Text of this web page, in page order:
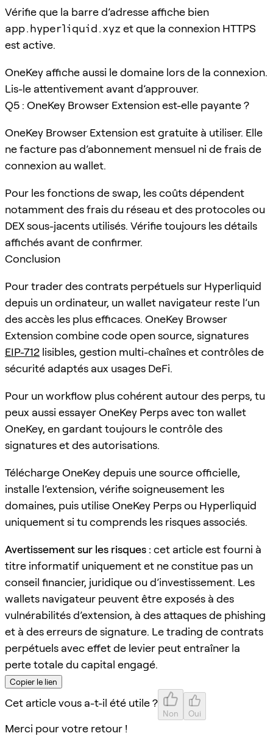
Vérifie que la barre d’adresse affiche bien
app.hyperliquid.xyz et que la connexion HTTPS
est active.
OneKey affiche aussi le domaine lors de la connexion.
Lis-le attentivement avant d’approuver.
Q5 : OneKey Browser Extension est-elle payante ?
OneKey Browser Extension est gratuite à utiliser. Elle
ne facture pas d’abonnement mensuel ni de frais de
connexion au wallet.
Pour les fonctions de swap, les coûts dépendent
notamment des frais du réseau et des protocoles ou
DEX sous-jacents utilisés. Vérifie toujours les détails
affichés avant de confirmer.
Conclusion
Pour trader des contrats perpétuels sur Hyperliquid
depuis un ordinateur, un wallet navigateur reste l’un
des accès les plus efficaces. OneKey Browser
Extension combine code open source, signatures
EIP-712 lisibles, gestion multi-chaînes et contrôles de
sécurité adaptés aux usages DeFi.
Pour un workflow plus cohérent autour des perps, tu
peux aussi essayer OneKey Perps avec ton wallet
OneKey, en gardant toujours le contrôle des
signatures et des autorisations.
Télécharge OneKey depuis une source officielle,
installe l’extension, vérifie soigneusement les
domaines, puis utilise OneKey Perps ou Hyperliquid
uniquement si tu comprends les risques associés.
Avertissement sur les risques : cet article est fourni à
titre informatif uniquement et ne constitue pas un
conseil financier, juridique ou d’investissement. Les
wallets navigateur peuvent être exposés à des
vulnérabilités d’extension, à des attaques de phishing
et à des erreurs de signature. Le trading de contrats
perpétuels avec effet de levier peut entraîner la
perte totale du capital engagé.
Copier le lien
Cet article vous a-t-il été utile ?
Non Oui
Merci pour votre retour !